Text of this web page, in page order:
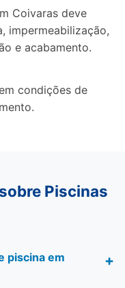
Coivaras deve
impermeabilização,
e acabamento.
condições de
Piscinas
piscina em